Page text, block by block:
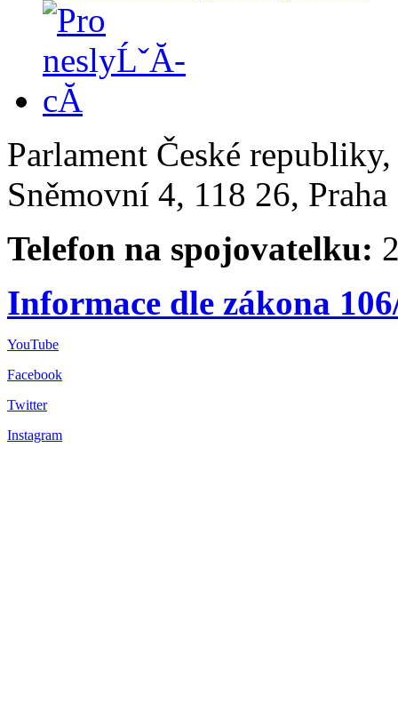
Parlament České
Sněmovní 4, 118 26,
Telefon na spojovatelku:
Informace dle zákona
YouTube
Facebook
Twitter
Instagram